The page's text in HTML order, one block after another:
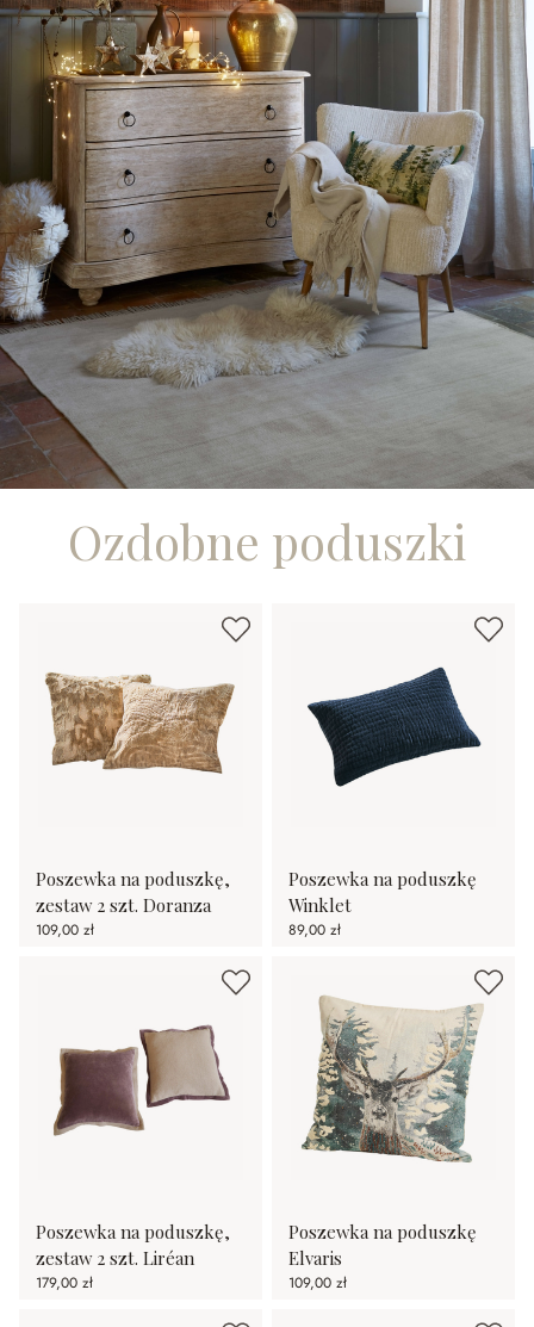
Ozdobne poduszki
Poszewka na poduszkę,
zestaw 2 szt. Doranza
109,00 zł
Poszewka na poduszkę
Winklet
89,00 zł
Poszewka na poduszkę,
zestaw 2 szt. Liréan
179,00 zł
Poszewka na poduszkę
Elvaris
109,00 zł